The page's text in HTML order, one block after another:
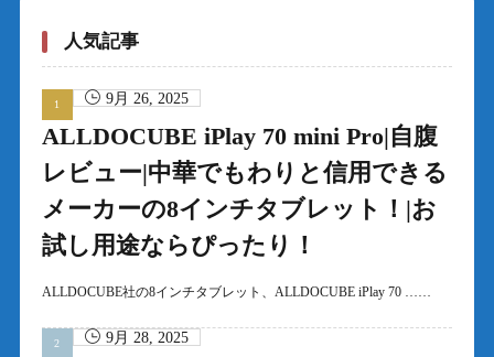
人気記事
9月 26, 2025
ALLDOCUBE iPlay 70 mini Pro|自腹
レビュー|中華でもわりと信用できる
メーカーの8インチタブレット！|お
試し用途ならぴったり！
ALLDOCUBE社の8インチタブレット、ALLDOCUBE iPlay 70 ……
9月 28, 2025